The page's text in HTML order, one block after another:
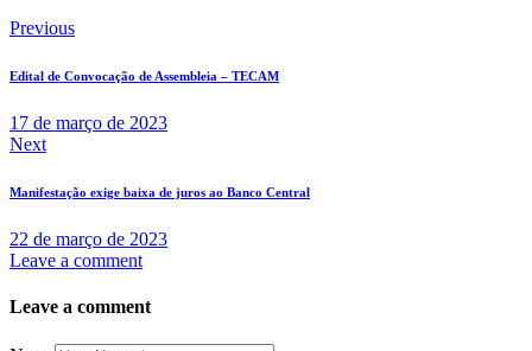
Previous
Edital de Convocação de Assembleia – TECAM
17 de março de 2023
Next
Manifestação exige baixa de juros ao Banco Central
22 de março de 2023
Leave a comment
Leave a comment